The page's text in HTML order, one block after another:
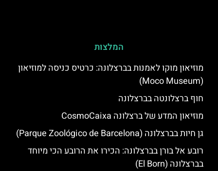
המלצות
מוזיאון מוקו לאמנות בברצלונה: כרטיס כניסה למוזיאון
(Moco Museum)
חוף ברצלונטה בברצלונה
מוזיאון המדע של ברצלונה CosmoCaixa
גן חיות בברצלונה (Parque Zoológico de Barcelona)
רובע אל בורן בברצלונה: הכירו את הרובע הכי מיוחד
בברצלונה (El Born)